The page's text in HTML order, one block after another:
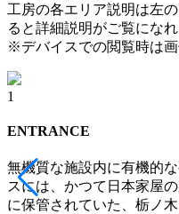
工房の各エリア説明は左
ると詳細説明がご覧になれ
※デバイスでの閲覧時は画
1
ENTRANCE
無機質な施設内に有機的
スには、かつて日本家屋
に保管されていた、栃ノ